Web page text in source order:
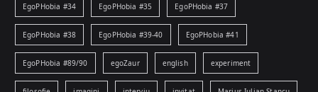
EgoPHobia #34 EgoPHobia #35 EgoPHobia #37
EgoPHobia #38 EgoPHobia #39-40 EgoPHobia #41
EgoPHobia #89/90 egoZaur english experiment